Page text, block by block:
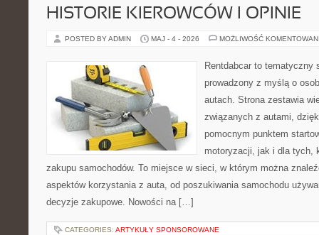
HISTORIE KIEROWCÓW I OPINIE
POSTED BY ADMIN MAJ - 4 - 2026 MOŻLIWOŚĆ
Rentdabcar to tematyczny
prowadzony z myślą o
autach. Strona zestawia
związanych z autami,
pomocnym punktem
motoryzacji, jak i dla tych,
zakupu samochodów. To miejsce w sieci, w którym można
aspektów korzystania z auta, od poszukiwania samochodu
decyzje zakupowe. Nowości na […]
CATEGORIES: ARTYKUŁY SPONSOROWANE